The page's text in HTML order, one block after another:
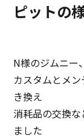
ピットの
N様のジムニー
カスタムとメ
き換え
消耗品の交換
ました